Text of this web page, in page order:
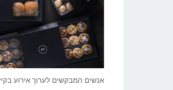
אנשים המבקשים לערוך אירוע